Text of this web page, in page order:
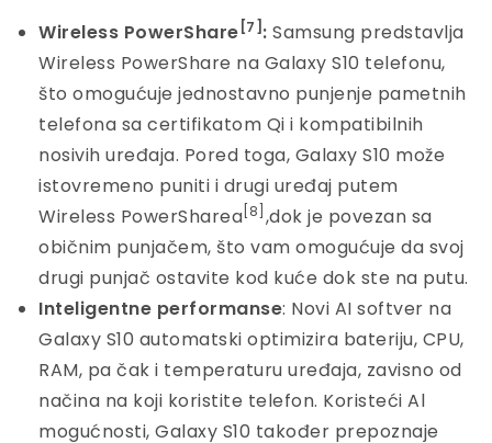
Wireless PowerShare [7] : Samsung predstavlja
Wireless PowerShare na Galaxy S10 telefonu,
što omogućuje jednostavno punjenje pametnih
telefona sa certifikatom Qi i kompatibilnih
nosivih uređaja. Pored toga, Galaxy S10 može
istovremeno puniti i drugi uređaj putem
Wireless PowerSharea [8] ,dok je povezan sa
običnim punjačem, što vam omogućuje da svoj
drugi punjač ostavite kod kuće dok ste na putu.
Inteligentne performanse: Novi AI softver na
Galaxy S10 automatski optimizira bateriju, CPU,
RAM, pa čak i temperaturu uređaja, zavisno od
načina na koji koristite telefon. Koristeći Al
mogućnosti, Galaxy S10 također prepoznaje